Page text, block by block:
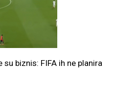
biznis: FIFA ih ne planira